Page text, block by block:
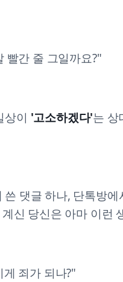
빨간 줄 그일까요?"
상이 '고소하겠다'는 상
댓글 하나, 단톡방
신 당신은 아마 이런
죄가 되나?"